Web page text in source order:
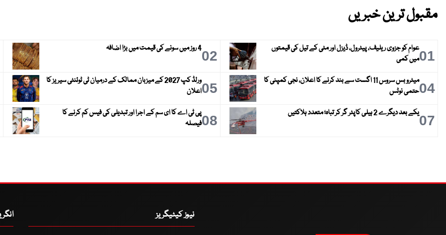
مقبول ترین خبریں
01عوام کو جزوی ریلیف، پیٹرول، ڈیزل اور مٹی کے تیل کی قیمتوں
میں کمی
024 روز میں سونے کی قیمت میں بڑا اضافہ
04
میٹرو بس سروس 11 اگست سے بند کرنے کا اعلان، نجی کمپنی کا
حتمی نوٹس
05
ورلڈ کپ 2027 کے میزبان ممالک کے درمیان ٹی ٹوئنٹی سیریز کا
اعلان
07یکے بعد دیگرے 2 ہیلی کاپٹر گر کر تباہ؛ متعدد ہلاکتیں 08پی ٹی اے کا ای سم کے اجرا اور تبدیلی کی فیس کم کرنے کا
فیصلہ
نیوز کیٹیگریز